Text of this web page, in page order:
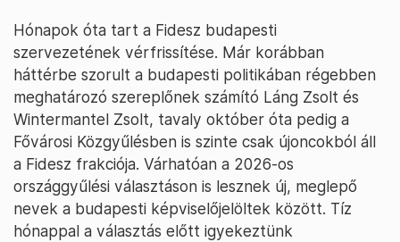
Hónapok óta tart a Fidesz budapesti
szervezetének vérfrissítése. Már korábban
háttérbe szorult a budapesti politikában régebben
meghatározó szereplőnek számító Láng Zsolt és
Wintermantel Zsolt, tavaly október óta pedig a
Fővárosi Közgyűlésben is szinte csak újoncokból áll
a Fidesz frakciója. Várhatóan a 2026-os
országgyűlési választáson is lesznek új, meglepő
nevek a budapesti képviselőjelöltek között. Tíz
hónappal a választás előtt igyekeztünk